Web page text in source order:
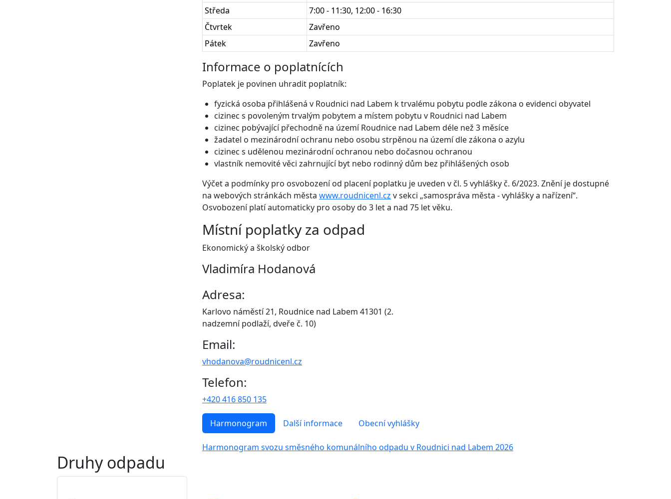
Středa
7:00 - 11:30, 12:00 - 16:30
Čtvrtek
Zavřeno
Pátek
Zavřeno
Informace o poplatnících
Poplatek je povinen uhradit poplatník:
fyzická osoba přihlášená v Roudnici nad Labem k trvalému pobytu podle zákona o evidenci obyvatel
cizinec s povoleným trvalým pobytem a místem pobytu v Roudnici nad Labem
cizinec pobývající přechodně na území Roudnice nad Labem déle než 3 měsíce
žadatel o mezinárodní ochranu nebo osobu strpěnou na území dle zákona o azylu
cizinec s udělenou mezinárodní ochranou nebo dočasnou ochranou
vlastník nemovité věci zahrnující byt nebo rodinný dům bez přihlášených osob
Výčet a podmínky pro osvobození od placení poplatku je uveden v čl. 5 vyhlášky č. 6/2023. Znění je dostupné
na webových stránkách města www.roudnicenl.cz v sekci „samospráva města - vyhlášky a nařízení“.
Osvobození platí automaticky pro osoby do 3 let a nad 75 let věku.
Místní poplatky za odpad
Ekonomický a školský odbor
Vladimíra Hodanová
Adresa:
Karlovo náměstí 21, Roudnice nad Labem 41301 (2.
nadzemní podlaží, dveře č. 10)
Email:
vhodanova@roudnicenl.cz
Telefon:
+420 416 850 135
Harmonogram Další informace Obecní vyhlášky
Harmonogram svozu směsného komunálního odpadu v Roudnici nad Labem 2026
Druhy odpadu